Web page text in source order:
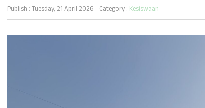
Publish : Tuesday, 21 April 2026 - Category : Kesiswaan